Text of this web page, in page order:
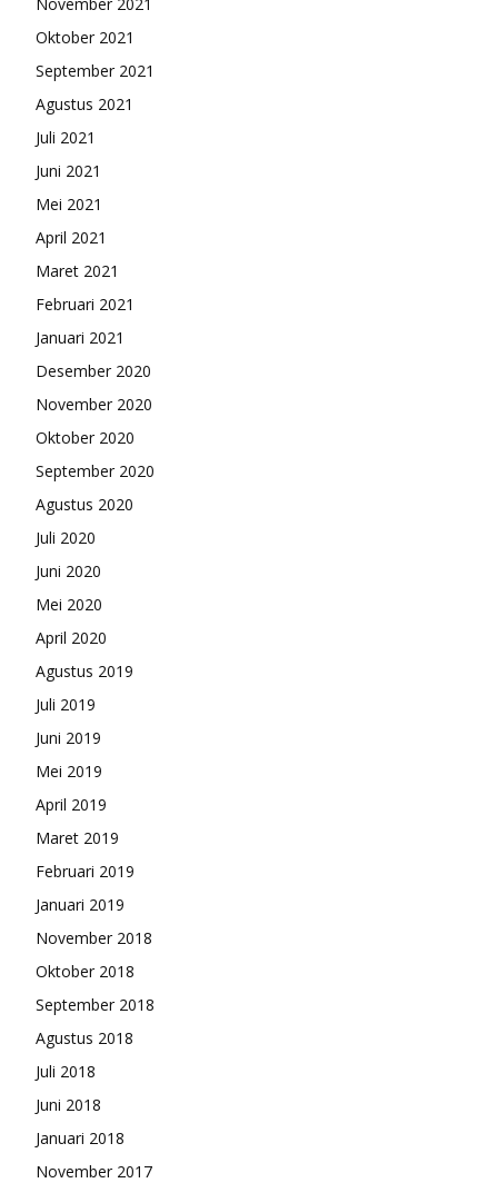
Oktober 2021
September 2021
Agustus 2021
Juli 2021
Juni 2021
Mei 2021
April 2021
Maret 2021
Februari 2021
Januari 2021
Desember 2020
November 2020
Oktober 2020
September 2020
Agustus 2020
Juli 2020
Juni 2020
Mei 2020
April 2020
Agustus 2019
Juli 2019
Juni 2019
Mei 2019
April 2019
Maret 2019
Februari 2019
Januari 2019
November 2018
Oktober 2018
September 2018
Agustus 2018
Juli 2018
Juni 2018
Januari 2018
November 2017